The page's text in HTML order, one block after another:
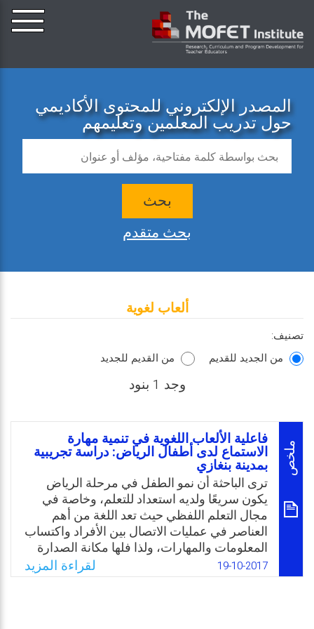
المصدر الإلكتروني للمحتوى الأكاديمي
حول تدريب المعلمين وتعليمهم
بحث
بحث متقدم
ألعاب لغوية
تصنيف:
من الجديد للقديم
من القديم للجديد
وجد 1 بنود
ملخص
فاعلية الألعاب اللغوية في تنمية مهارة
الاستماع لدى أطفال الرياض: دراسة تجريبية
بمدينة بنغازي
ترى الباحثة أن نمو الطفل في مرحلة الرياض
يكون سريعًا ولديه استعداد للتعلم، وخاصة في
مجال التعلم اللفظي حيث تعد اللغة من أهم
العناصر في عمليات الاتصال بين الأفراد واكتساب
المعلومات والمهارات، ولذا فلها مكانة الصدارة
في منهج رياض الأطفال، فهي أساس العمليات
العقلية المعرفية، وعليه فمن الضروري إكساب
19-10-2017 لقراءة المزيد